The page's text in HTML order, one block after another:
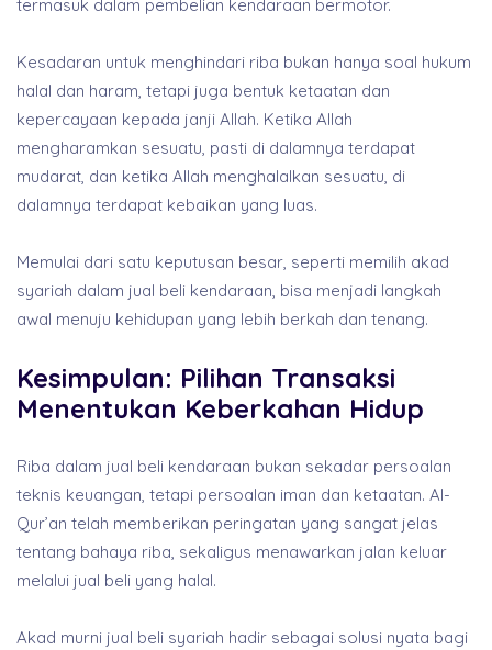
termasuk dalam pembelian kendaraan bermotor.
Kesadaran untuk menghindari riba bukan hanya soal hukum
halal dan haram, tetapi juga bentuk ketaatan dan
kepercayaan kepada janji Allah. Ketika Allah
mengharamkan sesuatu, pasti di dalamnya terdapat
mudarat, dan ketika Allah menghalalkan sesuatu, di
dalamnya terdapat kebaikan yang luas.
Memulai dari satu keputusan besar, seperti memilih akad
syariah dalam jual beli kendaraan, bisa menjadi langkah
awal menuju kehidupan yang lebih berkah dan tenang.
Kesimpulan: Pilihan Transaksi
Menentukan Keberkahan Hidup
Riba dalam jual beli kendaraan bukan sekadar persoalan
teknis keuangan, tetapi persoalan iman dan ketaatan. Al-
Qur’an telah memberikan peringatan yang sangat jelas
tentang bahaya riba, sekaligus menawarkan jalan keluar
melalui jual beli yang halal.
Akad murni jual beli syariah hadir sebagai solusi nyata bagi